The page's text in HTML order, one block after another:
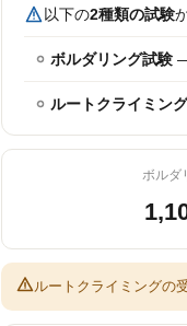
以下の2種類の試験
ボルダリング試験
ルートクライミン
ボルダ
ルートクライミングの